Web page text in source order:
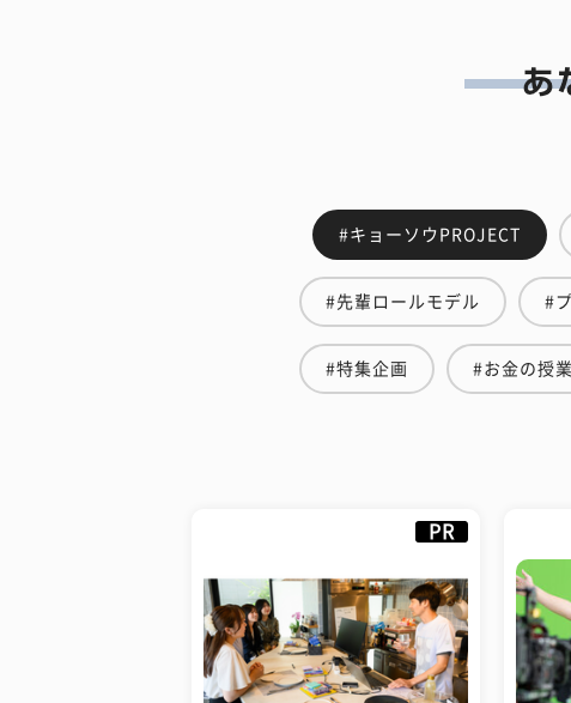
#キョーソウPROJECT
#先輩ロールモデル #
#特集企画 #お金の授業
PR